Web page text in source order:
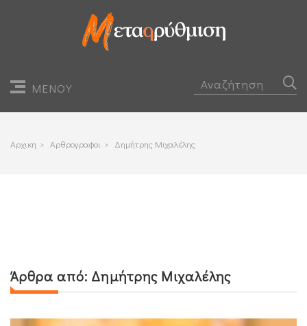
ΜΕΝΟΥ
Αρχικη > Αρθρογραφοι > Δημήτρης Μιχαλέλης
Άρθρα από: Δημήτρης Μιχαλέλης